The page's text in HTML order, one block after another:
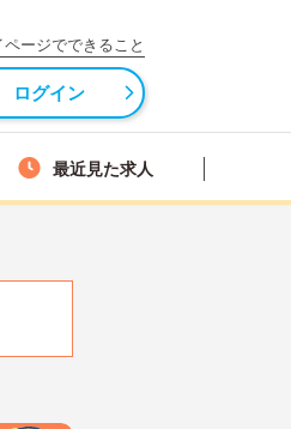
ページでできること
ログイン
最近見た求人